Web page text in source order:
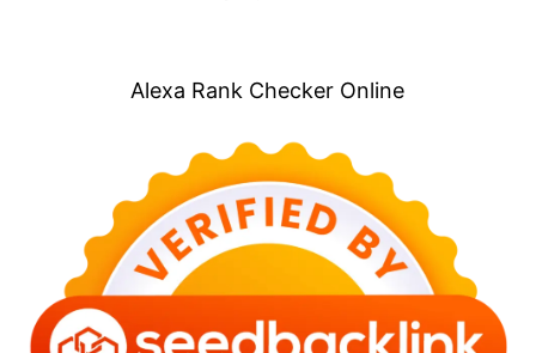
Alexa Rank Checker Online